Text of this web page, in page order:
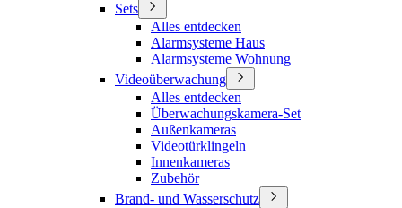
Sets
Alles entdecken
Alarmsysteme Haus
Alarmsysteme Wohnung
Videoüberwachung
Alles entdecken
Überwachungskamera-Set
Außenkameras
Videotürklingeln
Innenkameras
Zubehör
Brand- und Wasserschutz